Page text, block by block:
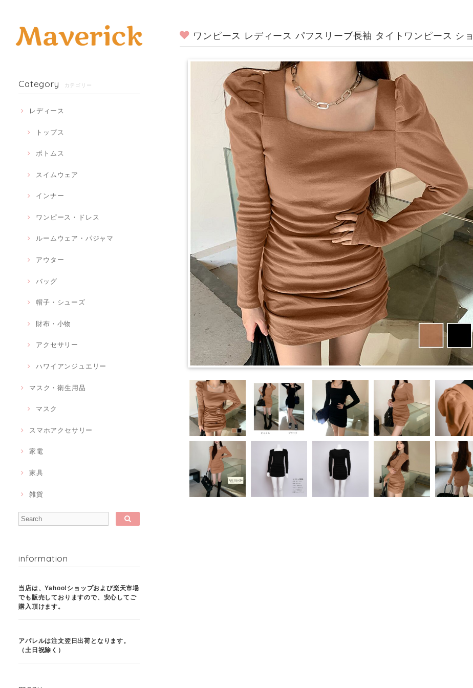
Category カテゴリー
レディース
トップス
ボトムス
スイムウェア
インナー
ワンピース・ドレス
ルームウェア・パジャマ
アウター
バッグ
帽子・シューズ
財布・小物
アクセサリー
ハワイアンジュエリー
マスク・衛生用品
マスク
スマホアクセサリー
家電
家具
雑貨
information
当店は、Yahoo!ショップおよび楽天市場
でも販売しておりますので、安心してご
購入頂けます。
アパレルは注文翌日出荷となります。
（土日祝除く）
ワンピース レディース パフスリーブ長袖 タイトワンピース シ